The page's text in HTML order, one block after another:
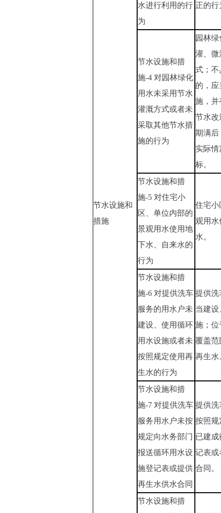
节水设施和
措施
水进行利用的行
为
正的
节水设施和措
施-4 对园林绿化
用水未采用节水
灌溉方式或者未
采取其他节水措
施的行为
园林
灌、微
式；不
的，
施，并
节水改
期满后
实际
标。
节水设施和措
施-5 对住宅小
区、单位内部的
景观用水使用地
下水、自来水的
行为
住宅小
观用水
水。
节水设施和措
施-6 对提供洗车
服务的用水户未
建设、使用循环
用水设施或者未
按照规定使用再
生水的行为
提供洗
当建
施；位
覆盖范
再生水
节水设施和措
施-7 对提供洗车
服务用水户未按
规定向水务部门
报送循环用水设
施登记表或提供
再生水供水合同
提供洗
按照规
已建
记表或
合同。
节水设施和措